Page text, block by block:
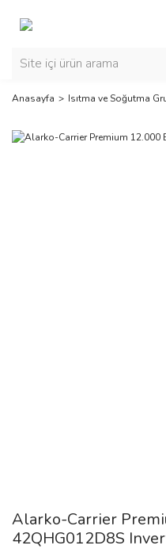
Anasayfa Isıtma ve Soğutma
Alarko-Carrier
42QHG012D8S